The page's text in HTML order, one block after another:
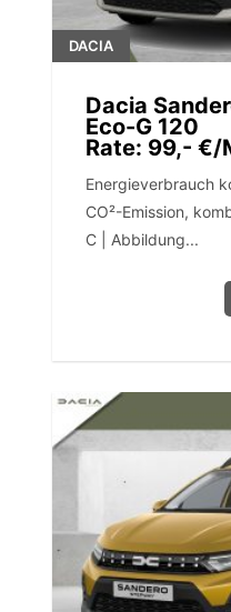
DACIA
Dacia
Eco-G 120
Rate: 99,- €/
Energieverbrauch
CO²-Emission,
C | Abbildung...